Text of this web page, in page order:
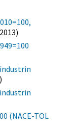
(NACE-TOL